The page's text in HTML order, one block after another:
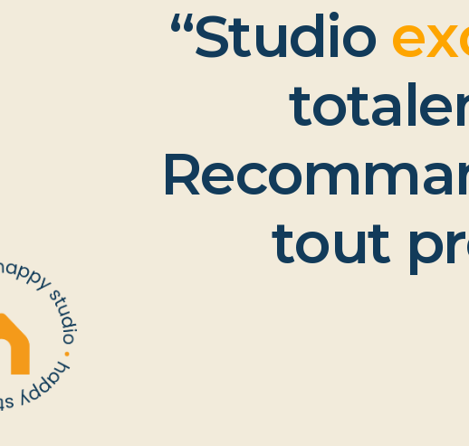
“Studio ex
totale
Recomma
tout pr